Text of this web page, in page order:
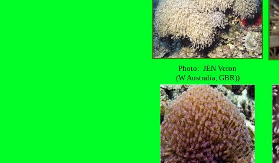
Photo: JEN Veron
(W Australia, GBR))